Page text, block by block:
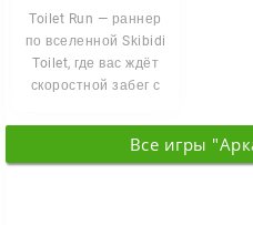
Toilet Run — раннер
по вселенной Skibidi
Toilet, где вас ждёт
скоростной забег с
Все игры